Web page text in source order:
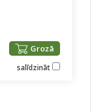
Grozā
salīdzināt